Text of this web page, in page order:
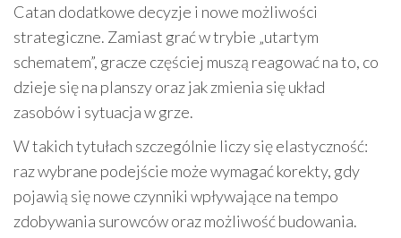
Catan dodatkowe decyzje i nowe możliwości
strategiczne. Zamiast grać w trybie „utartym
schematem”, gracze częściej muszą reagować na to, co
dzieje się na planszy oraz jak zmienia się układ
zasobów i sytuacja w grze.
W takich tytułach szczególnie liczy się elastyczność:
raz wybrane podejście może wymagać korekty, gdy
pojawią się nowe czynniki wpływające na tempo
zdobywania surowców oraz możliwość budowania.